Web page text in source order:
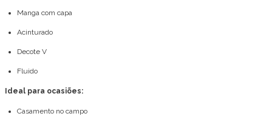
Manga com capa
Acinturado
Decote V
Fluido
Ideal para ocasiões:
Casamento no campo